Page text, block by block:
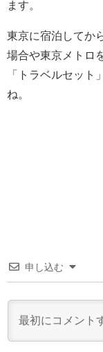
ます。
東京に宿泊してか
場合や東京メトロ
「トラベルセット
ね。
申し込む